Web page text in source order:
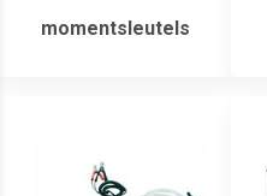
momentsleutels